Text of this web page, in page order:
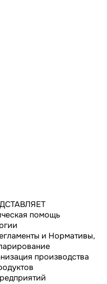
помощь
и Нормативы,
производства